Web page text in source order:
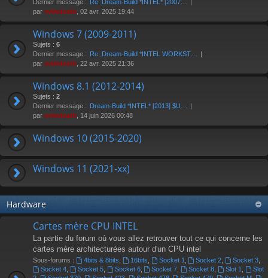
Dernier message : Re: Dream-Build *INTEL* [2007…
par eviledeath , 02 avr. 2025 19:44
Windows 7 (2009-2011)
Sujets : 6
Dernier message : Re: Dream-Build *INTEL WORKST…
par eviledeath , 22 avr. 2025 21:36
Windows 8.1 (2012-2014)
Sujets : 2
Dernier message : Dream-Build *INTEL* [2013] $U…
par eviledeath , 14 juin 2026 00:48
Windows 10 (2015-2020)
Windows 11 (2021-xx)
Hardware
Cartes mère CPU INTEL
La partie du forum où vous allez retrouver tout ce qui concerne les
cartes mère architecturées autour d'un CPU intel
Sous-forums : 4bits & 8bits 16bits Socket 1 Socket 2 Socket 3
Socket 4, Socket 5, Socket 6, Socket 7 Socket 8 Slot 1
Slot